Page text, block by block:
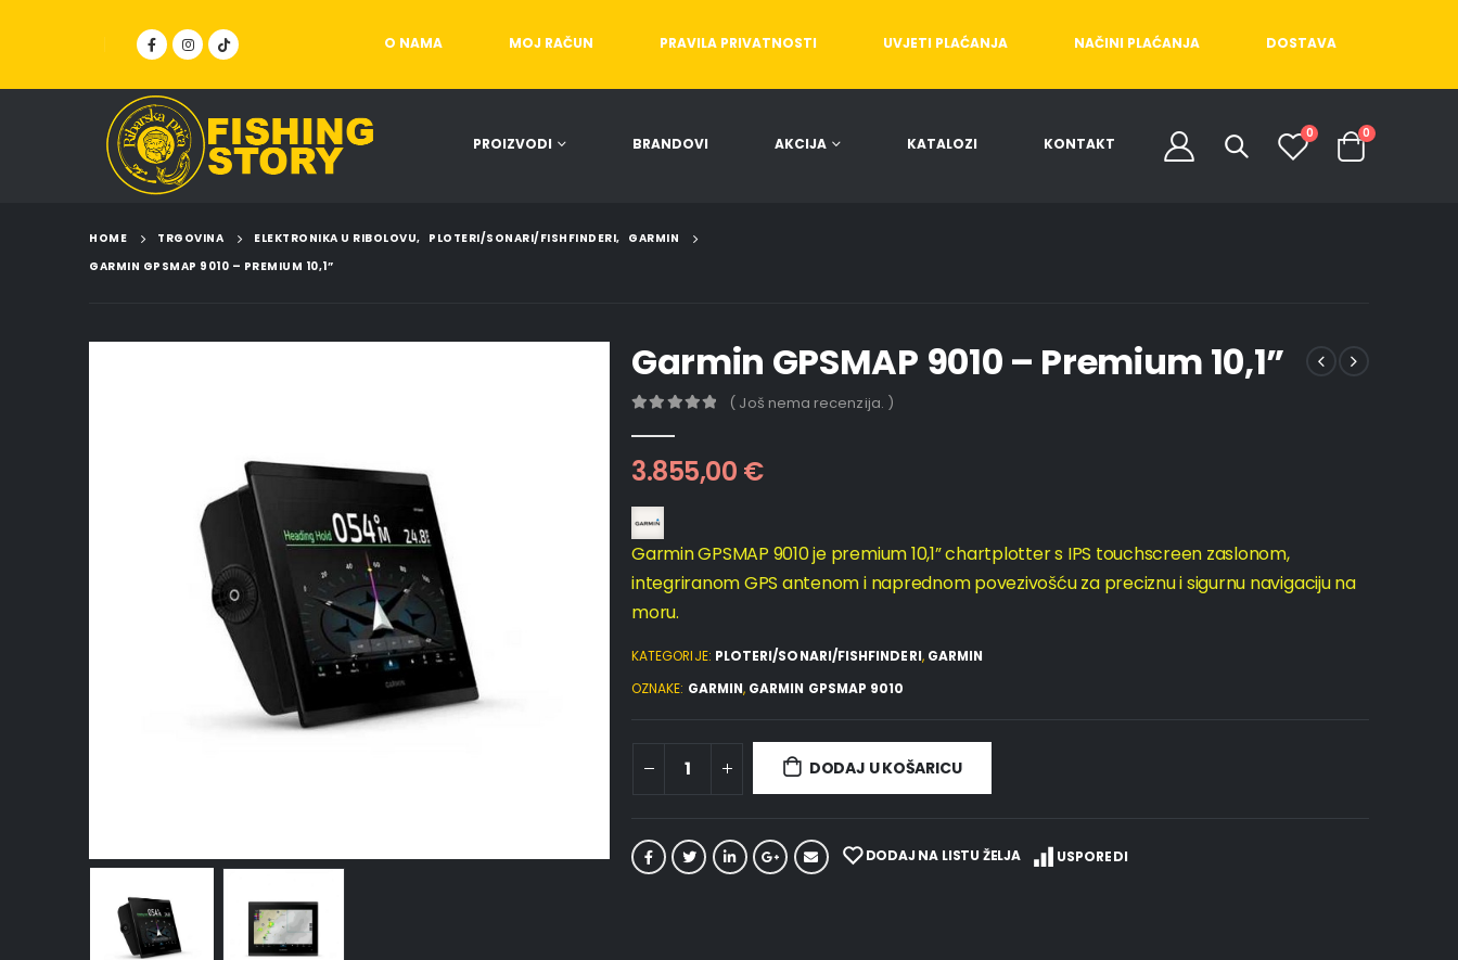
O NAMA MOJ RAČUN PRAVILA PRIVATNOSTI UVJETI PLAĆANJA NAČINI PLAĆANJA DOSTAVA
PROIZVODI BRANDOVI AKCIJA KATALOZI KONTAKT
0 0
HOME TRGOVINA ELEKTRONIKA U RIBOLOVU, PLOTERI/SONARI/FISHFINDERI, GARMIN
GARMIN GPSMAP 9010 – PREMIUM 10,1”
Garmin GPSMAP 9010 – Premium 10,1”
( Još nema recenzija. )
3.855,00 €
Garmin GPSMAP 9010 je premium 10,1” chartplotter s IPS touchscreen zaslonom,
integriranom GPS antenom i naprednom povezivošću za preciznu i sigurnu navigaciju na
moru.
KATEGORIJE: PLOTERI/SONARI/FISHFINDERI, GARMIN
OZNAKE: GARMIN, GARMIN GPSMAP 9010
DODAJ U KOŠARICU
DODAJ NA LISTU ŽELJA USPOREDI